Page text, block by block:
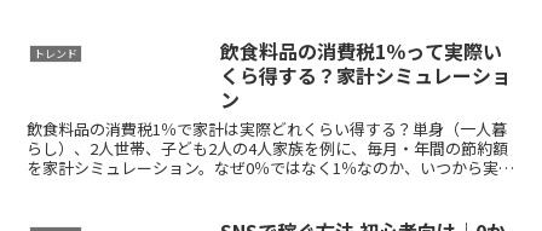
トレンド
飲食料品の消費税1％って実際い
くら得する？家計シミュレーショ
ン
飲食料品の消費税1％で家計は実際どれくらい得する？単身（一人暮
らし）、2人世帯、子ども2人の4人家族を例に、毎月・年間の節約額
を家計シミュレーション。なぜ0％ではなく1％なのか、いつから実施